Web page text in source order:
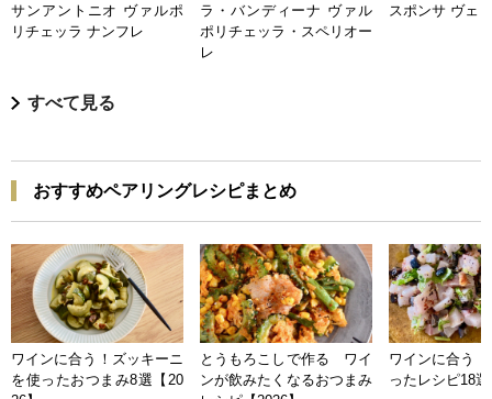
サンアントニオ ヴァルポ
リチェッラ ナンフレ
ラ・バンディーナ ヴァル
ポリチェッラ・スペリオー
レ
スポンサ ヴェ
すべて見る
おすすめペアリングレシピまとめ
ワインに合う！ズッキーニ
を使ったおつまみ8選【20
とうもろこしで作る ワイ
ンが飲みたくなるおつまみ
ワインに合う
ったレシピ18